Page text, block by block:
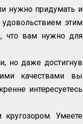
нужно придумать и
этим
что вам нужно для
но даже достигнув
качествами вы
интересуетесь
Умеете